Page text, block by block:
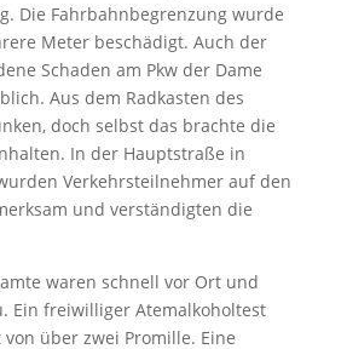
Die Fahrbahnbegrenzung wurde
Meter beschädigt. Auch der
Schaden am Pkw der Dame
Aus dem Radkasten des
doch selbst das brachte die
In der Hauptstraße in
Verkehrsteilnehmer auf den
und verständigten die
waren schnell vor Ort und
Ein freiwilliger Atemalkoholtest
über zwei Promille. Eine